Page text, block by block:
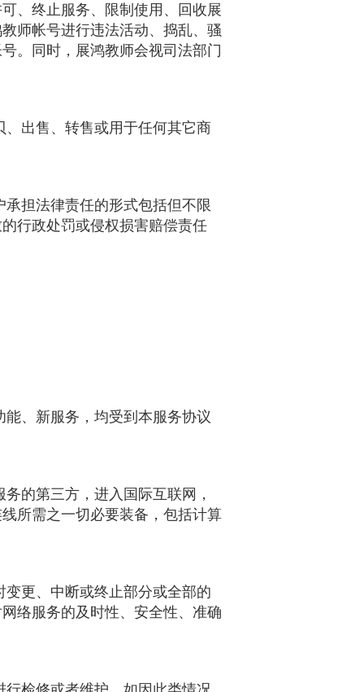
、终止服务、限制使用、回收展
师帐号进行违法活动、捣乱、骚
。同时，展鸿教师会视司法部门
出售、转售或用于任何其它商
担法律责任的形式包括但不限
行政处罚或侵权损害赔偿责任
、新服务，均受到本服务协议
的第三方，进入国际互联网，
所需之一切必要装备，包括计算
更、中断或终止部分或全部的
络服务的及时性、安全性、准确